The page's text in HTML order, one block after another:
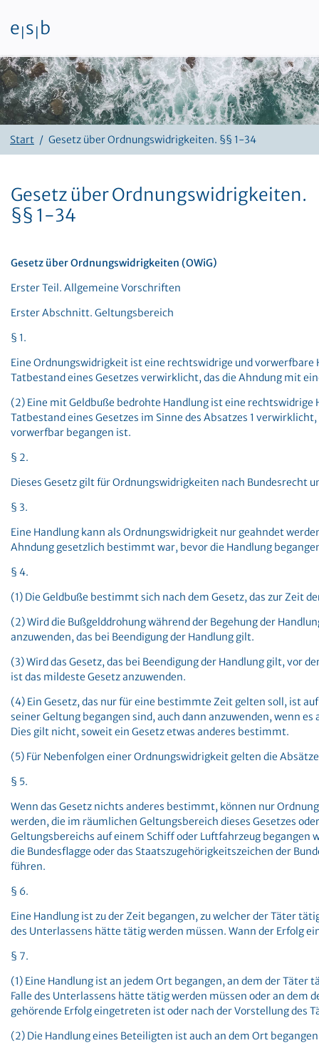
Zum Inhalt
e s b
Start Gesetz über Ordnungswidrigkeiten. §§ 1-34
Gesetz über Ordnungswidrigkeiten.
§§ 1-34
Gesetz über Ordnungswidrigkeiten (OWiG)
Erster Teil. Allgemeine Vorschriften
Erster Abschnitt. Geltungsbereich
§ 1.
Eine Ordnungswidrigkeit ist eine rechtswidrige und vorwerfbare
Tatbestand eines Gesetzes verwirklicht, das die Ahndung mit
(2) Eine mit Geldbuße bedrohte Handlung ist eine rechtswidrige
Tatbestand eines Gesetzes im Sinne des Absatzes 1
vorwerfbar begangen ist.
§ 2.
Dieses Gesetz gilt für Ordnungswidrigkeiten nach Bundesrecht
§ 3.
Eine Handlung kann als Ordnungswidrigkeit nur geahndet
Ahndung gesetzlich bestimmt war, bevor die Handlung
§ 4.
(1) Die Geldbuße bestimmt sich nach dem Gesetz, das zur Zeit
(2) Wird die Bußgelddrohung während der Begehung der
anzuwenden, das bei Beendigung der Handlung gilt.
(3) Wird das Gesetz, das bei Beendigung der Handlung gilt, vor
ist das mildeste Gesetz anzuwenden.
(4) Ein Gesetz, das nur für eine bestimmte Zeit gelten soll, ist
seiner Geltung begangen sind, auch dann anzuwenden, wenn
Dies gilt nicht, soweit ein Gesetz etwas anderes bestimmt.
(5) Für Nebenfolgen einer Ordnungswidrigkeit gelten die
§ 5.
Wenn das Gesetz nichts anderes bestimmt, können nur
werden, die im räumlichen Geltungsbereich dieses Gesetzes
Geltungsbereichs auf einem Schiff oder Luftfahrzeug begangen
die Bundesflagge oder das Staatszugehörigkeitszeichen der
führen.
§ 6.
Eine Handlung ist zu der Zeit begangen, zu welcher der Täter
des Unterlassens hätte tätig werden müssen. Wann der Erfolg
§ 7.
(1) Eine Handlung ist an jedem Ort begangen, an dem der Täter
Falle des Unterlassens hätte tätig werden müssen oder an dem
gehörende Erfolg eingetreten ist oder nach der Vorstellung des
(2) Die Handlung eines Beteiligten ist auch an dem Ort